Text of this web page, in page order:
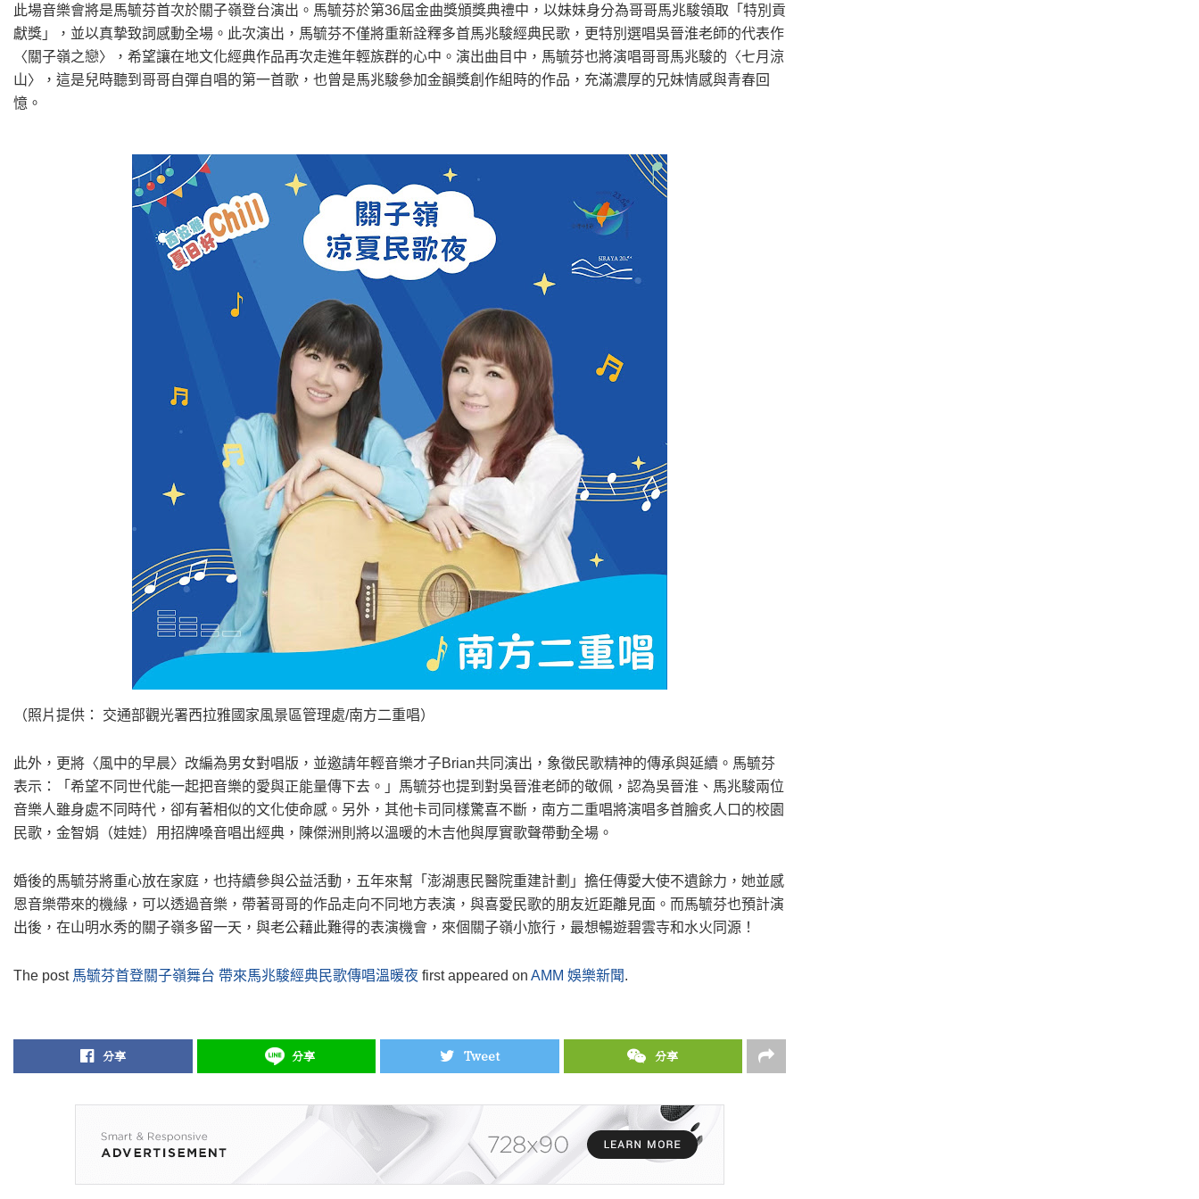
此場音樂會將是馬毓芬首次於關子嶺登台演出。馬毓芬於第36屆金曲獎頒獎典禮中，以妹妹身分為哥哥馬兆駿領取「特別貢
獻獎」，並以真摯致詞感動全場。此次演出，馬毓芬不僅將重新詮釋多首馬兆駿經典民歌，更特別選唱吳晉淮老師的代表作
〈關子嶺之戀〉，希望讓在地文化經典作品再次走進年輕族群的心中。演出曲目中，馬毓芬也將演唱哥哥馬兆駿的〈七月涼
山〉，這是兒時聽到哥哥自彈自唱的第一首歌，也曾是馬兆駿參加金韻獎創作組時的作品，充滿濃厚的兄妹情感與青春回
憶。
（照片提供： 交通部觀光署西拉雅國家風景區管理處/南方二重唱）
此外，更將〈風中的早晨〉改編為男女對唱版，並邀請年輕音樂才子Brian共同演出，象徵民歌精神的傳承與延續。馬毓芬
表示：「希望不同世代能一起把音樂的愛與正能量傳下去。」馬毓芬也提到對吳晉淮老師的敬佩，認為吳晉淮、馬兆駿兩位
音樂人雖身處不同時代，卻有著相似的文化使命感。另外，其他卡司同樣驚喜不斷，南方二重唱將演唱多首膾炙人口的校園
民歌，金智娟（娃娃）用招牌嗓音唱出經典，陳傑洲則將以溫暖的木吉他與厚實歌聲帶動全場。
婚後的馬毓芬將重心放在家庭，也持續參與公益活動，五年來幫「澎湖惠民醫院重建計劃」擔任傳愛大使不遺餘力，她並感
恩音樂帶來的機緣，可以透過音樂，帶著哥哥的作品走向不同地方表演，與喜愛民歌的朋友近距離見面。而馬毓芬也預計演
出後，在山明水秀的關子嶺多留一天，與老公藉此難得的表演機會，來個關子嶺小旅行，最想暢遊碧雲寺和水火同源！
The post 馬毓芬首登關子嶺舞台 帶來馬兆駿經典民歌傳唱溫暖夜 first appeared on AMM 娛樂新聞.
分享 分享 Tweet 分享